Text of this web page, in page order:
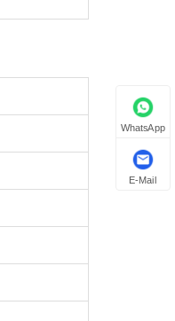
WhatsApp
E-Mail